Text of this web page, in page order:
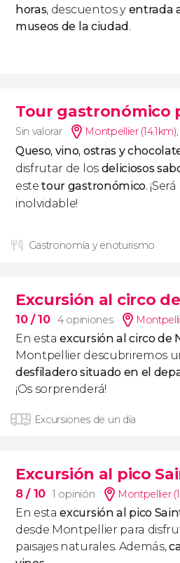
horas, descuentos y entrada
museos de la ciudad.
Tour gastronómico
Sin valorar Montpellier (14.1km),
Queso, vino, ostras y
disfrutar de losdeliciosos
estetour gastronómico.
inolvidable!
Gastronomía y enoturismo
Excursión al circo
10/ 10 4 opiniones
En estaexcursión al circo de
Montpellier descubriremos
desfiladero situado en el
¡Os sorprenderá!
Excursiones de un día
Excursión al pico
8/ 10 1 opinión Montpellier
En esta excursión al pico
desde Montpellier para
paisajes naturales. Además,